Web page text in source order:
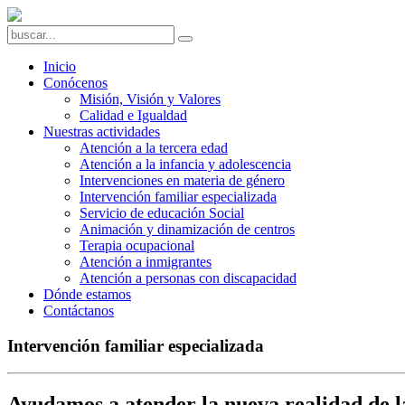
Inicio
Conócenos
Misión, Visión y Valores
Calidad e Igualdad
Nuestras actividades
Atención a la tercera edad
Atención a la infancia y adolescencia
Intervenciones en materia de género
Intervención familiar especializada
Servicio de educación Social
Animación y dinamización de centros
Terapia ocupacional
Atención a inmigrantes
Atención a personas con discapacidad
Dónde estamos
Contáctanos
Intervención familiar especializada